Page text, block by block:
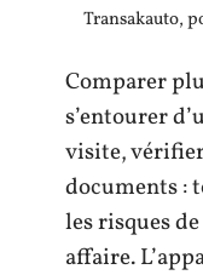
Transakauto,
Comparer
s’entourer
visite,
documents :
les risques
affaire.